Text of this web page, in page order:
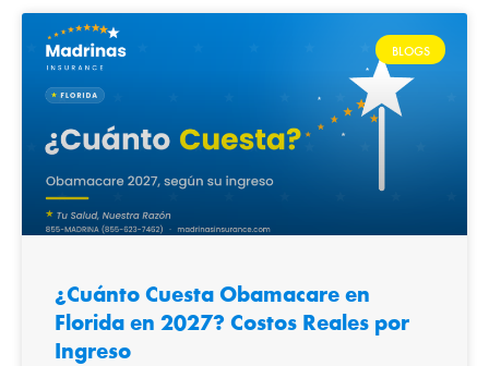
BLOGS
¿Cuánto Cuesta Obamacare en
Florida en 2027? Costos Reales por
Ingreso